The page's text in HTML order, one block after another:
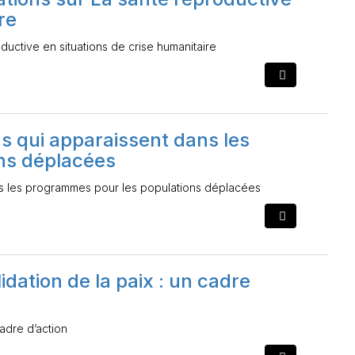
en situations de crise humanitaire
qui apparaissent dans les
déplacées
programmes pour les populations déplacées
de la paix : un cadre
d’action